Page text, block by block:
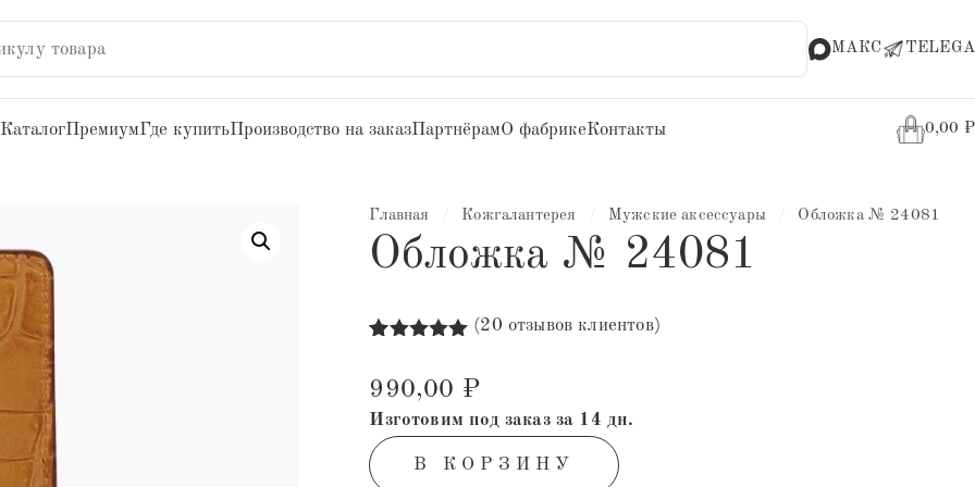
товара МАКС TELEGA
КаталогПремиумГде купитьПроизводство на заказПартнёрамО фабрикеКонтакты 0,00 ₽
Главная Кожгалантерея Мужские аксессуары Обложка № 24081
Обложка № 24081
на основе
опроса
пользователей
(20 отзывов клиентов)
990,00 ₽
Изготовим под заказ за 14 дн.
В КОРЗИНУ